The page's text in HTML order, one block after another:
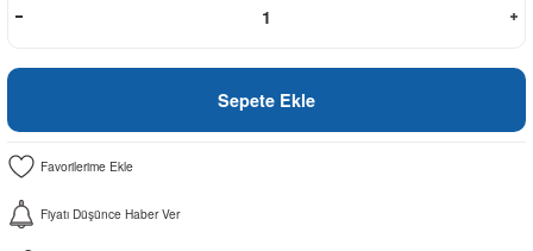
Sepete Ekle
Fiyatı Düşünce Haber Ver